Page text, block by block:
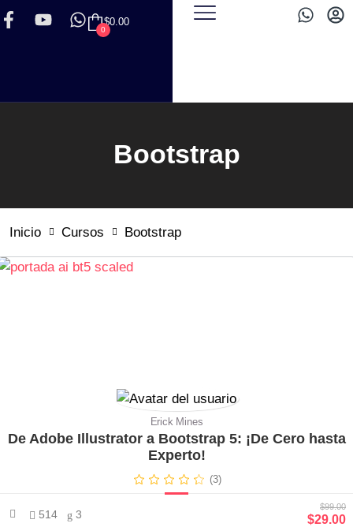
$0.00
0
Bootstrap
Inicio Cursos Bootstrap
Erick Mines
(3)
De Adobe Illustrator a Bootstrap 5: ¡De Cero hasta
Experto!
514 3
$99.00
$29.00